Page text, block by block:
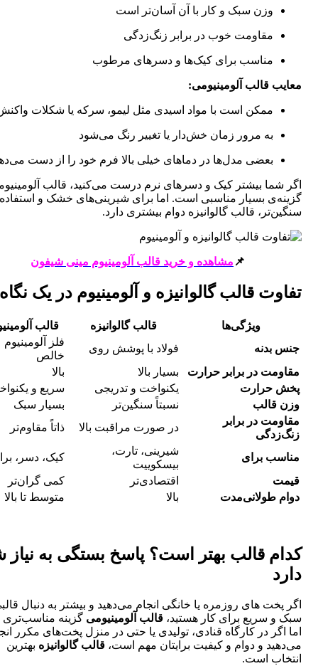
وزن سبک و کار با آن آسان‌تر است
مقاومت خوب در برابر زنگ‌زدگی
مناسب برای کیک‌ها و دسرهای مرطوب
قالب آلومینیومی:
ممکن است با مواد اسیدی مثل لیمو، سرکه یا شکلات واکنش دهد
به مرور زمان خش‌دار یا تغییر رنگ می‌شود
بعضی مدل‌ها در دماهای خیلی بالا فرم خود را از دست می‌دهند
بیشتر کیک و دسرهای نرم درست می‌کنید، قالب آلومینیومی
بسیار مناسبی است. اما برای شیرینی‌های خشک و استفاده‌ی
قالب گالوانیزه دوام بیشتری دارد.
مشاهده و خرید قالب آلومینیوم مینی شیفون
قالب گالوانیزه و آلومینیوم در یک نگاه
ویژگی‌ها قالب گالوانیزه
قالب آلومینیومی
بدنه
فولاد با پوشش روی
فلز آلومینیوم
خالص
در برابر حرارت
بسیار بالا
حرارت
یکنواخت و تدریجی
سریع و یکنواخت
قالب
نسبتاً سنگین‌تر
بسیار سبک
در برابر
در صورت مراقبت بالا ذاتاً مقاوم‌تر
برای
شیرینی، تارت،
بیسکوییت
کیک، دسر، براونی
اقتصادی‌تر
کمی گران‌تر
طولانی‌مدت
متوسط تا بالا
قالب بهتر است؟ پاسخ بستگی به نیاز شما
های روزمره یا خانگی انجام می‌دهید و بیشتر به دنبال قالبی
سریع برای کار هستید، قالب آلومینیومیگزینه مناسب‌تری است.
در کارگاه قنادی، تولیدی یا حتی در منزل پخت‌های مکرر انجام
و دوام و کیفیت برایتان مهم است،قالب گالوانیزهبهترین
است.